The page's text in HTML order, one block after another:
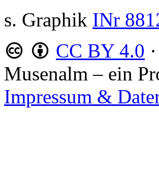
s. Graphik INr
CC BY 4.0 ·
Musenalm – ein
Impressum &